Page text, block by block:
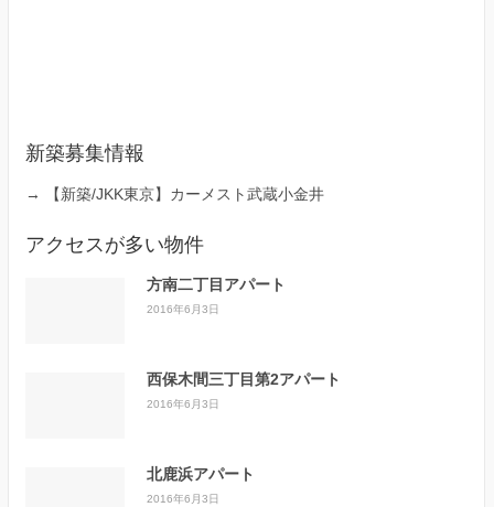
新築募集情報
→ 【新築/JKK東京】カーメスト武蔵小金井
アクセスが多い物件
方南二丁目アパート
2016年6月3日
西保木間三丁目第2アパート
2016年6月3日
北鹿浜アパート
2016年6月3日